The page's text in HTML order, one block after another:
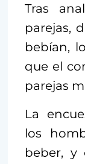
Tras
parejas,
bebían,
que el
parejas
La
los
beber, y